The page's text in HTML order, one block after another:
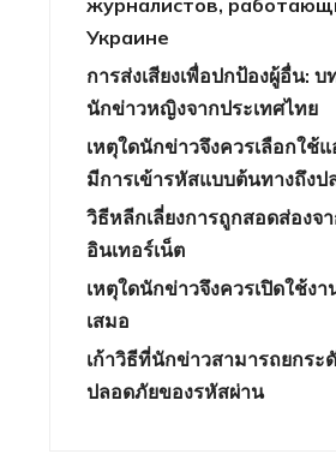
журналистов,
Украине
การส่งเสียงเพื่อปกป้องผู้อื่น: บ
นักข่าวหญิงจากประเทศไทย
เหตุใดนักข่าวจึงควรเลือกใช้
มีการเข้ารหัสแบบต้นทางถึงป
วิธีหลีกเลี่ยงการถูกสอดส่องจ
อินเทอร์เน็ต
เหตุใดนักข่าวจึงควรเปิดใช้ง
เสมอ
เก้าวิธีที่นักข่าวสามารถยกระ
ปลอดภัยของรหัสผ่าน